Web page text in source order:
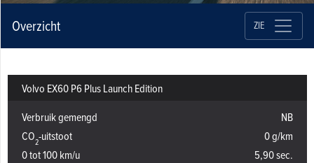
Overzicht ZIE
Volvo EX60 P6 Plus Launch Edition
Verbruik gemengd
NB
CO2-uitstoot
0 g/km
0 tot 100 km/u
5,90 sec.